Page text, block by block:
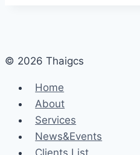
© 2026 Thaigcs
Home
About
Services
News&Events
Clients List